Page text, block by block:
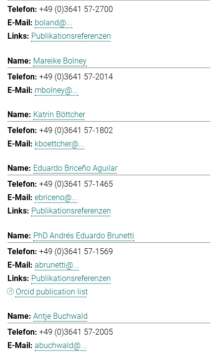
+49 (0)3641 57-2700
boland@...
Publikationsreferenzen
Mareike Bolney
+49 (0)3641 57-2014
mbolney@...
Katrin Böttcher
+49 (0)3641 57-1802
kboettcher@...
Eduardo Briceño Aguilar
+49 (0)3641 57-1465
ebriceno@...
Publikationsreferenzen
PhD Andrés Eduardo Brunetti
+49 (0)3641 57-1569
abrunetti@...
Publikationsreferenzen
Orcid publication list
Antje Buchwald
+49 (0)3641 57-2005
abuchwald@...